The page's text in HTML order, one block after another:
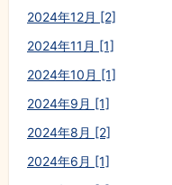
2024年12月 [2]
2024年11月 [1]
2024年10月 [1]
2024年9月 [1]
2024年8月 [2]
2024年6月 [1]